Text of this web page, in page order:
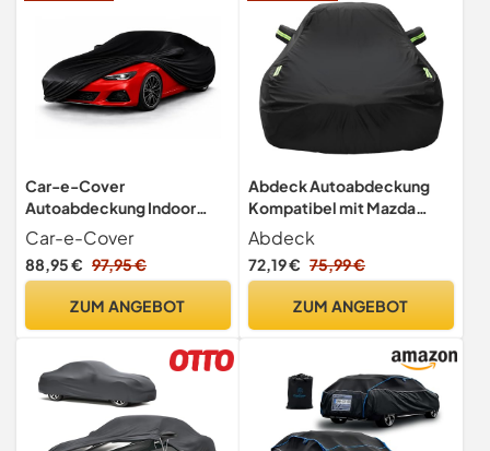
Car-e-Cover
Autoabdeckung Indoor
Stretch - Car Cover
Vollgarage Gr. M
Car-e-Cover
88,95 € 97,95 €
ZUM ANGEBOT
Abdeck Autoabdeckung
Kompatibel mit Mazda
Miata MX5 1989-2024 ND
NC NB NA Cabrio,
Wasserdicht Auto
Atmungsaktiv Auto
Autoschutzhülle Autoplane
für MX-5
Abdeck
72,19 € 75,99 €
ZUM ANGEBOT